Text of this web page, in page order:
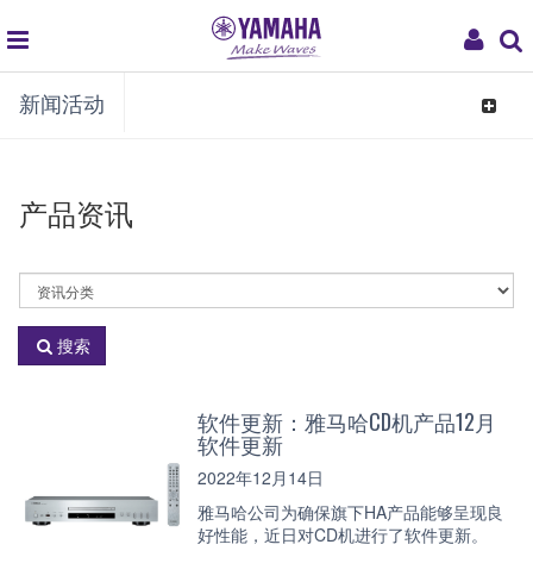
My
global
navigation
新闻活动
Toggle
产品资讯
选
择
资
分
搜索
软件更新：雅马哈CD机产品12月
软件更新
2022年12月14日
雅马哈公司为确保旗下HA产品能够呈现良
好性能，近日对CD机进行了软件更新。